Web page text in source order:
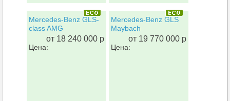
Mercedes-Benz GLS-
class AMG
от 18 240 000 р
Цена:
Mercedes-Benz GLS
Maybach
от 19 770 000 р
Цена: